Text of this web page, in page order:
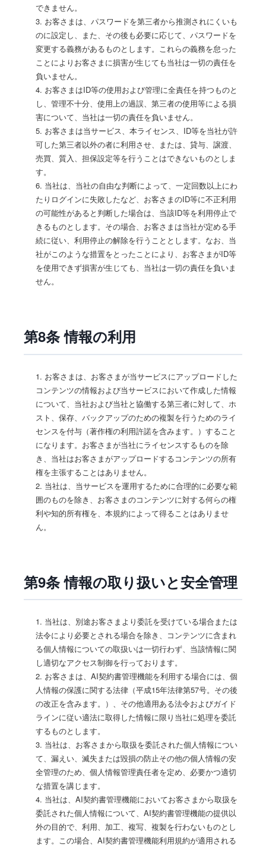
できません。
3. お客さまは、パスワードを第三者から推測されにくいも
のに設定し、また、その後も必要に応じて、パスワードを
変更する義務があるものとします。これらの義務を怠った
ことによりお客さまに損害が生じても当社は一切の責任を
負いません。
4. お客さまはID等の使用および管理に全責任を持つものと
し、管理不十分、使用上の過誤、第三者の使用等による損
害について、当社は一切の責任を負いません。
5. お客さまは当サービス、本ライセンス、ID等を当社が許
可した第三者以外の者に利用させ、または、貸与、譲渡、
売買、質入、担保設定等を行うことはできないものとしま
す。
6. 当社は、当社の自由な判断によって、一定回数以上にわ
たりログインに失敗したなど、お客さまのID等に不正利用
の可能性があると判断した場合は、当該ID等を利用停止で
きるものとします。その場合、お客さまは当社が定める手
続に従い、利用停止の解除を行うこととします。なお、当
社がこのような措置をとったことにより、お客さまがID等
を使用できず損害が生じても、当社は一切の責任を負いま
せん。
第8条 情報の利用
1. お客さまは、お客さまが当サービスにアップロードした
コンテンツの情報および当サービスにおいて作成した情報
について、当社および当社と協働する第三者に対して、ホ
スト、保存、バックアップのための複製を行うためのライ
センスを付与（著作権の利用許諾を含みます。）すること
になります。お客さまが当社にライセンスするものを除
き、当社はお客さまがアップロードするコンテンツの所有
権を主張することはありません。
2. 当社は、当サービスを運用するために合理的に必要な範
囲のものを除き、お客さまのコンテンツに対する何らの権
利や知的所有権を、本規約によって得ることはありませ
ん。
第9条 情報の取り扱いと安全管理
1. 当社は、別途お客さまより委託を受けている場合または
法令により必要とされる場合を除き、コンテンツに含まれ
る個人情報についての取扱いは一切行わず、当該情報に関
し適切なアクセス制御を行っております。
2. お客さまは、AI契約書管理機能を利用する場合には、個
人情報の保護に関する法律（平成15年法律第57号。その後
の改正を含みます。）、その他適用ある法令およびガイド
ラインに従い適法に取得した情報に限り当社に処理を委託
するものとします。
3. 当社は、お客さまから取扱を委託された個人情報につい
て、漏えい、滅失または毀損の防止その他の個人情報の安
全管理のため、個人情報管理責任者を定め、必要かつ適切
な措置を講じます。
4. 当社は、AI契約書管理機能においてお客さまから取扱を
委託された個人情報について、AI契約書管理機能の提供以
外の目的で、利用、加工、複写、複製を行わないものとし
ます。この場合、AI契約書管理機能利用規約が適用される